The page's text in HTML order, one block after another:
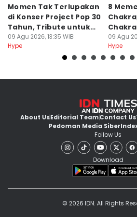
Momen Tak Terlupakan
di Konser Project Pop 30
Tahun, Tribute untuk
Oon
09 Agu 2026, 13:35 WIB
Hype
8
09 Agu
Hype
About UsEditorial TeamContact Us
Pedoman Media Siber
Follow Us
Download
© 2026 IDN. All Rights